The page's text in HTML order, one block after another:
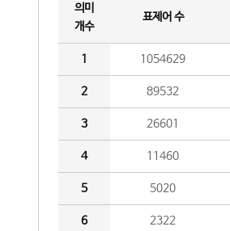
의미
개수
표제어 수
1 1054629
2 89532
3 26601
4 11460
5 5020
6 2322